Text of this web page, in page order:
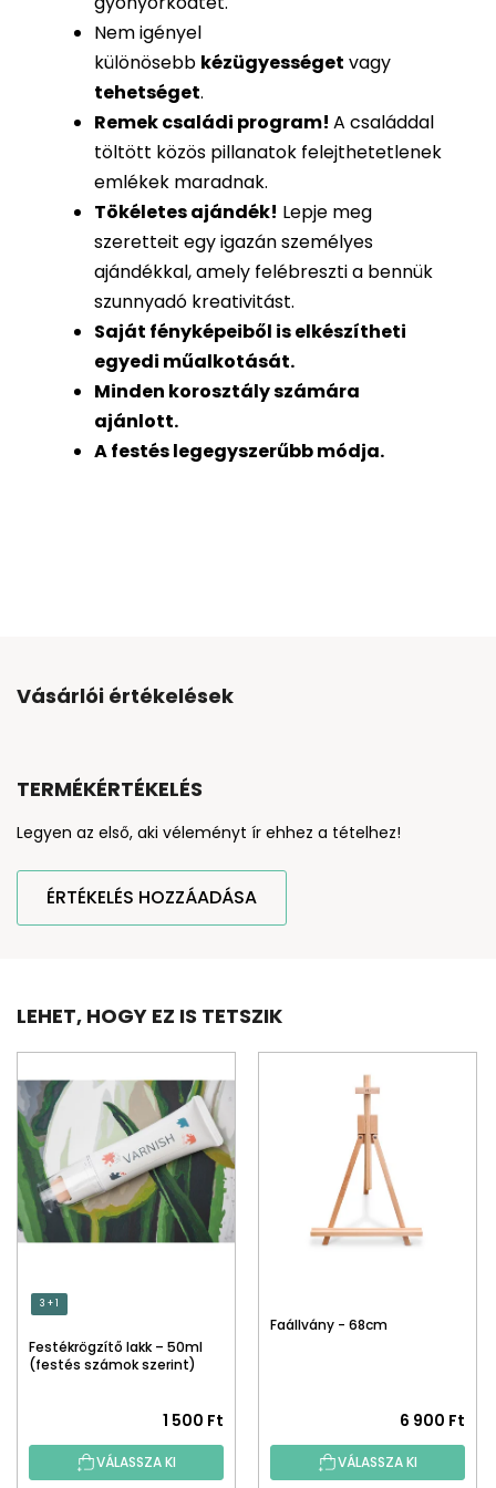
Nem igényel
különösebb kézügyességet vagy
tehetséget.
Remek családi program! A családdal
töltött közös pillanatok felejthetetlenek
emlékek maradnak.
Tökéletes ajándék! Lepje meg
szeretteit egy igazán személyes
ajándékkal, amely felébreszti a bennük
szunnyadó kreativitást.
Saját fényképeiből iselkészítheti
egyedi műalkotását.
Minden korosztály számára
ajánlott.
A festés legegyszerűbb módja.
Vásárlói értékelések
TERMÉKÉRTÉKELÉS
Legyen az első, aki véleményt ír ehhez a tételhez!
ÉRTÉKELÉS HOZZÁADÁSA
LEHET, HOGY EZ IS TETSZIK
3 + 1
Festékrögzítő lakk – 50ml
(festés számok szerint)
1 500 Ft
VÁLASSZA KI
Faállvány - 68cm
6 900 Ft
VÁLASSZA KI